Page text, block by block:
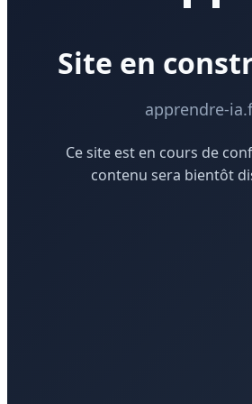
Site en
apprendre-
Ce site est en cours de
contenu sera bientôt